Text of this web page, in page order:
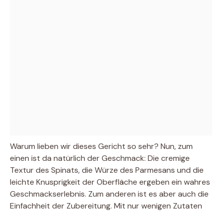
Warum lieben wir dieses Gericht so sehr? Nun, zum
einen ist da natürlich der Geschmack: Die cremige
Textur des Spinats, die Würze des Parmesans und die
leichte Knusprigkeit der Oberfläche ergeben ein wahres
Geschmackserlebnis. Zum anderen ist es aber auch die
Einfachheit der Zubereitung. Mit nur wenigen Zutaten